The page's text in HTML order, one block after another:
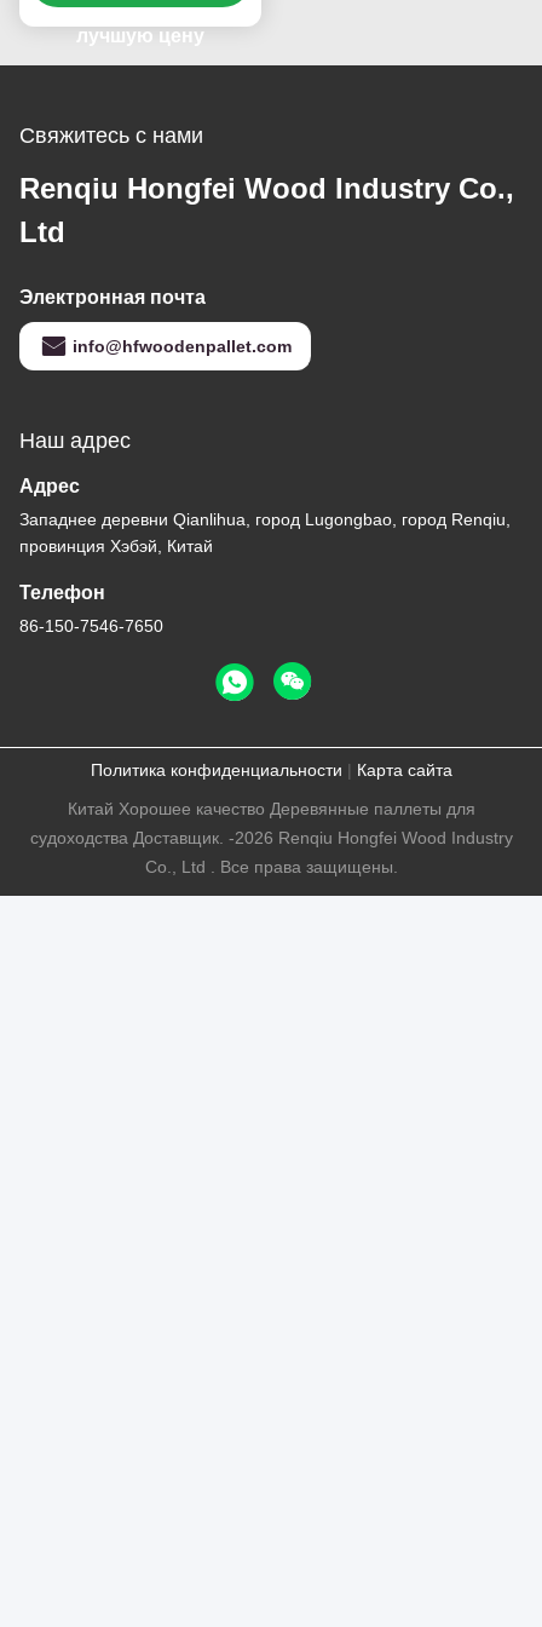
кабельные катушки
лучшую цену
Свяжитесь с нами
Renqiu Hongfei Wood Industry Co.,
Ltd
Электронная почта
info@hfwoodenpallet.com
Наш адрес
Адрес
Западнее деревни Qianlihua, город Lugongbao, город Renqiu,
провинция Хэбэй, Китай
Телефон
86-150-7546-7650
Политика конфиденциальности | Карта сайта
Китай Хорошее качество Деревянные паллеты для
судоходства Доставщик. -2026 Renqiu Hongfei Wood Industry
Co., Ltd . Все права защищены.